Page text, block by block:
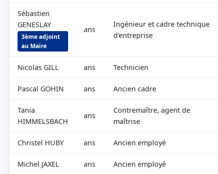
Sébastien
GENESLAY
3ème adjoint
au Maire
ans
Ingénieur et cadre technique
d'entreprise
Nicolas GILL ans Technicien
Pascal GOHIN ans Ancien cadre
Tania
HIMMELSBACH
ans
Contremaître, agent de
maîtrise
Christel HUBY ans Ancien employé
Michel JAXEL ans Ancien employé